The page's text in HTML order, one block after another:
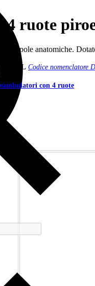
4 ruote
anatomiche.
Codice nomenclatore
con 4 ruote